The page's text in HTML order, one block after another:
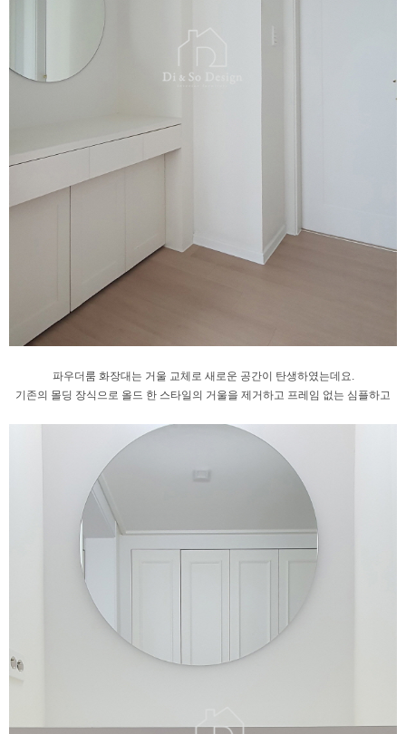
파우더룸 화장대는 거울 교체로 새로운 공간이 탄생하였는데요.
기존의 몰딩 장식으로 올드 한 스타일의 거울을 제거하고 프레임 없는 심플하고